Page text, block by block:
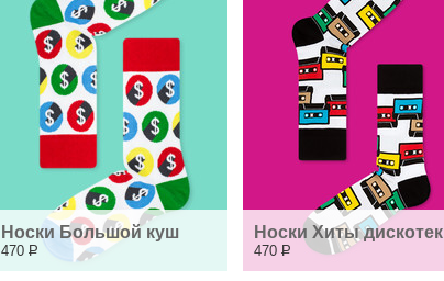
Носки Большой куш
470 Р
Носки Хиты дискотек
470 Р